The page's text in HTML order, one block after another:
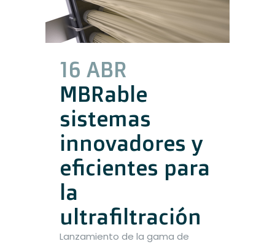
16 ABR
MBRable
sistemas
innovadores y
eficientes para
la
ultrafiltración
Lanzamiento de la gama de